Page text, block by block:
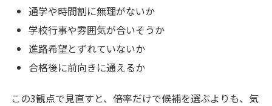
通学や時間割に無理がないか
学校行事や雰囲気が合いそうか
進路希望とずれていないか
合格後に前向きに通えるか
この3観点で見直すと、倍率だけで候補を選ぶよりも、気